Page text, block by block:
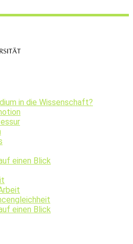
in die Wissenschaft?
einen Blick
einen Blick